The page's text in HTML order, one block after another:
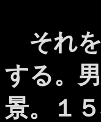
それを
する。
景。１